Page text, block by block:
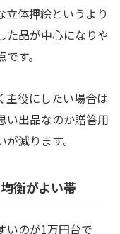
立体押絵というより
た品が中心になりや
す。
主役にしたい場合は
い出品なのか贈答用
減ります。
衡がよい帯
いのが1万円台で